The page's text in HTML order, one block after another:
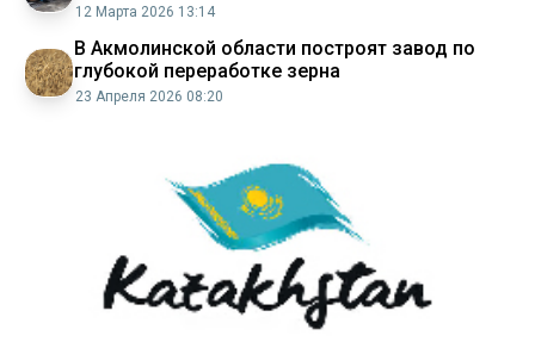
12 Марта 2026 13:14
В Акмолинской области построят завод по
глубокой переработке зерна
23 Апреля 2026 08:20